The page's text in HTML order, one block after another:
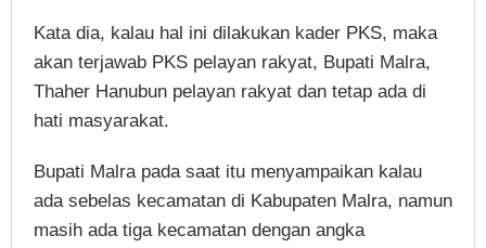
Kata dia, kalau hal ini dilakukan kader PKS, maka
akan terjawab PKS pelayan rakyat, Bupati Malra,
Thaher Hanubun pelayan rakyat dan tetap ada di
hati masyarakat.
Bupati Malra pada saat itu menyampaikan kalau
ada sebelas kecamatan di Kabupaten Malra, namun
masih ada tiga kecamatan dengan angka